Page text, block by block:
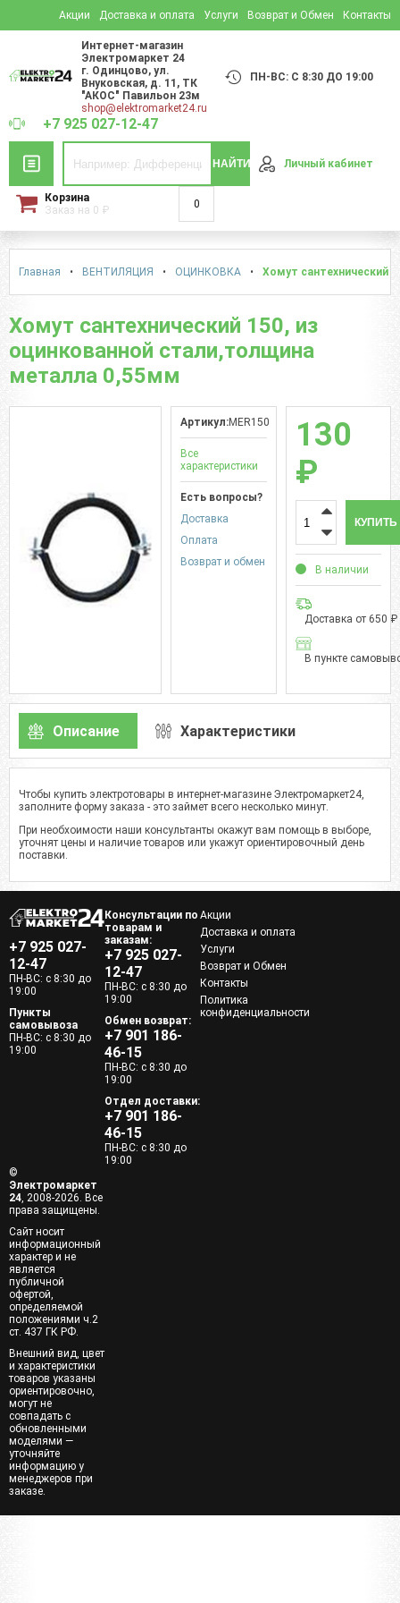
Акции Доставка и оплата Услуги Возврат и Обмен Контакты
Интернет-магазин
Электромаркет 24
г. Одинцово,ул.
Внуковская, д. 11 , ТК
"АКОС" Павильон 23м
shop@elektromarket24.ru
ПН-ВС: С 8:30 ДО 19:00
+7 925 027-12-47
НАЙТИ Личный кабинет
Корзина
Заказ на 0 ₽ 0
Главная • ВЕНТИЛЯЦИЯ • ОЦИНКОВКА • Хомут сантехнический
Хомут сантехнический 150, из
оцинкованной стали,толщина
металла 0,55мм
Артикул:MER150
Все
характеристики
Есть вопросы?
Доставка
Оплата
Возврат и обмен
130
₽
КУПИТЬ
В наличии
Доставка от 650 ₽
В пункте
Описание Характеристики
Чтобы купить электротовары в интернет-магазине Электромаркет24,
заполните форму заказа - это займет всего несколько минут.
При необхоимости наши консультанты окажут вам помощь в выборе,
уточнят цены и наличие товаров или укажут ориентировочный день
поставки.
+7 925 027-
12-47
ПН-ВС: с 8:30 до
19:00
Пункты
самовывоза
ПН-ВС: с 8:30 до
19:00
Консультации по
товарам и
заказам:
+7 925 027-
12-47
ПН-ВС: с 8:30 до
19:00
Обмен возврат:
+7 901 186-
46-15
ПН-ВС: с 8:30 до
19:00
Отдел доставки:
+7 901 186-
46-15
ПН-ВС: с 8:30 до
19:00
Акции
Доставка и оплата
Услуги
Возврат и Обмен
Контакты
Политика
конфиденциальности
©
Электромаркет
24, 2008-2026. Все
права защищены.
Сайт носит
информационный
характер и не
является
публичной
офертой,
определяемой
положениями ч.2
ст. 437 ГК РФ.
Внешний вид, цвет
и характеристики
товаров указаны
ориентировочно,
могут не
совпадать с
обновленными
моделями —
уточняйте
информацию у
менеджеров при
заказе.